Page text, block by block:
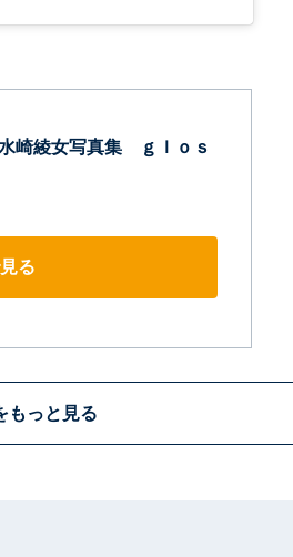
崎綾女写真集 ｇｌｏｓ
る
もっと見る